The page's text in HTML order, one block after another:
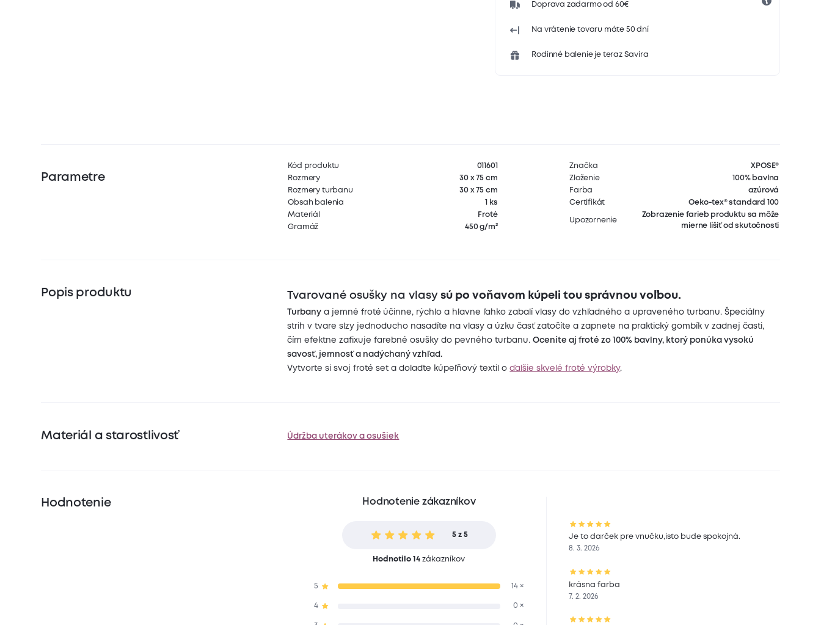
Doprava zadarmo od 60€
Na vrátenie tovaru máte 50 dní
Rodinné balenie je teraz Savira
Parametre
Kód produktu
011601
Rozmery
30 x 75 cm
Rozmery turbanu
30 x 75 cm
Obsah balenia
1 ks
Materiál
Froté
Gramáž
450 g/m²
Značka
XPOSE®
Zloženie
100% bavlna
Farba
azúrová
Certifikát
Oeko-tex® standard 100
Upozornenie
Zobrazenie farieb produktu sa môže
mierne líšiť od skutočnosti
Popis produktu Tvarované osušky na vlasy sú po voňavom kúpeli tou správnou voľbou.
Turbany a jemné froté účinne, rýchlo a hlavne ľahko zabalí vlasy do vzhľadného a upraveného turbanu. Špeciálny
strih v tvare slzy jednoducho nasadíte na vlasy a úzku časť zatočíte a zapnete na praktický gombík v zadnej časti,
čím efektne zafixuje farebné osušky do pevného turbanu.Oceníte aj froté zo 100% bavlny, ktorý ponúka vysokú
savosť, jemnosť a nadýchaný vzhľad.
Vytvorte si svoj froté set a dolaďte kúpeľňový textil oďalšie skvelé froté výrobky.
Materiál a starostlivosť Údržba uterákov a osušiek
Hodnotenie Hodnotenie zákazníkov
5 z 5
Hodnotilo 14 zákazníkov
5 14 ×
4 0 ×
Je to darček pre vnučku,isto bude spokojná.
8. 3. 2026
krásna farba
7. 2. 2026